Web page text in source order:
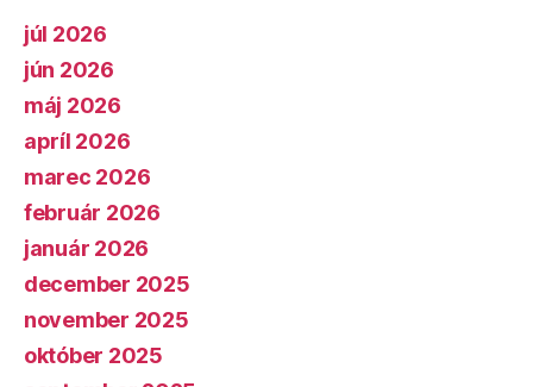
júl 2026
jún 2026
máj 2026
apríl 2026
marec 2026
február 2026
január 2026
december 2025
november 2025
október 2025